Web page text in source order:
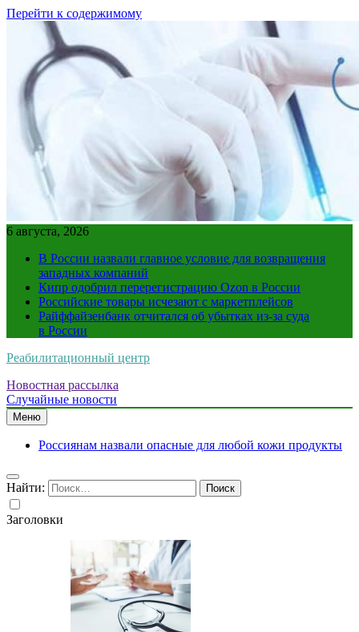
Перейти к содержимому
6 августа, 2026
В России назвали главное условие для возвращения
западных компаний
Кипр одобрил перерегистрацию Ozon в России
Российские товары исчезают с маркетплейсов
Райффайзенбанк отчитался об убытках из-за суда
в России
Реабилитационный центр
Новостная рассылка
Случайные новости
Меню
Россиянам назвали опасные для любой кожи продукты
Найти:
Заголовки